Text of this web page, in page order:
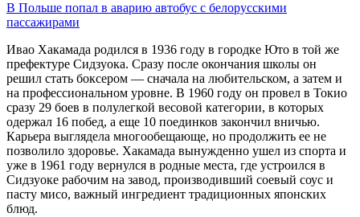
В Польше попал в аварию автобус с белорусскими
пассажирами
Ивао Хакамада родился в 1936 году в городке Юто в той же
префектуре Сидзуока. Сразу после окончания школы он
решил стать боксером — сначала на любительском, а затем и
на профессиональном уровне. В 1960 году он провел в Токио
сразу 29 боев в полулегкой весовой категории, в которых
одержал 16 побед, а еще 10 поединков закончил вничью.
Карьера выглядела многообещающе, но продолжить ее не
позволило здоровье. Хакамада вынужденно ушел из спорта и
уже в 1961 году вернулся в родные места, где устроился в
Сидзуоке рабочим на завод, производивший соевый соус и
пасту мисо, важный ингредиент традиционных японских
блюд.